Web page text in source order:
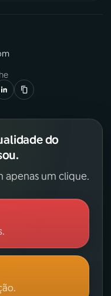
do
apenas um clique.